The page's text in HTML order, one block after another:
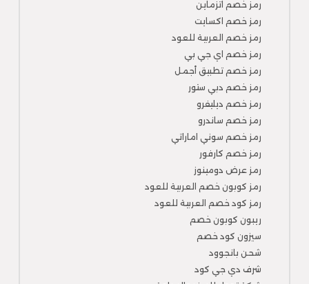
رمز خصم اتزماين
رمز خصم اكسايت
رمز خصم العربية للعود
رمز خصم اي جي بي
رمز خصم تطبيق أجمل
رمز خصم دبي ستور
رمز خصم ديليفرو
رمز خصم ساندرو
رمز خصم سوني اماراتي
رمز خصم كارفور
رمز عرض دومينوز
رمز كوبون خصم العربية للعود
رمز كود خصم العربية للعود
ريبون كوبون خصم
سيزون كود خصم
شحن بانجوود
شرف دي جي كود